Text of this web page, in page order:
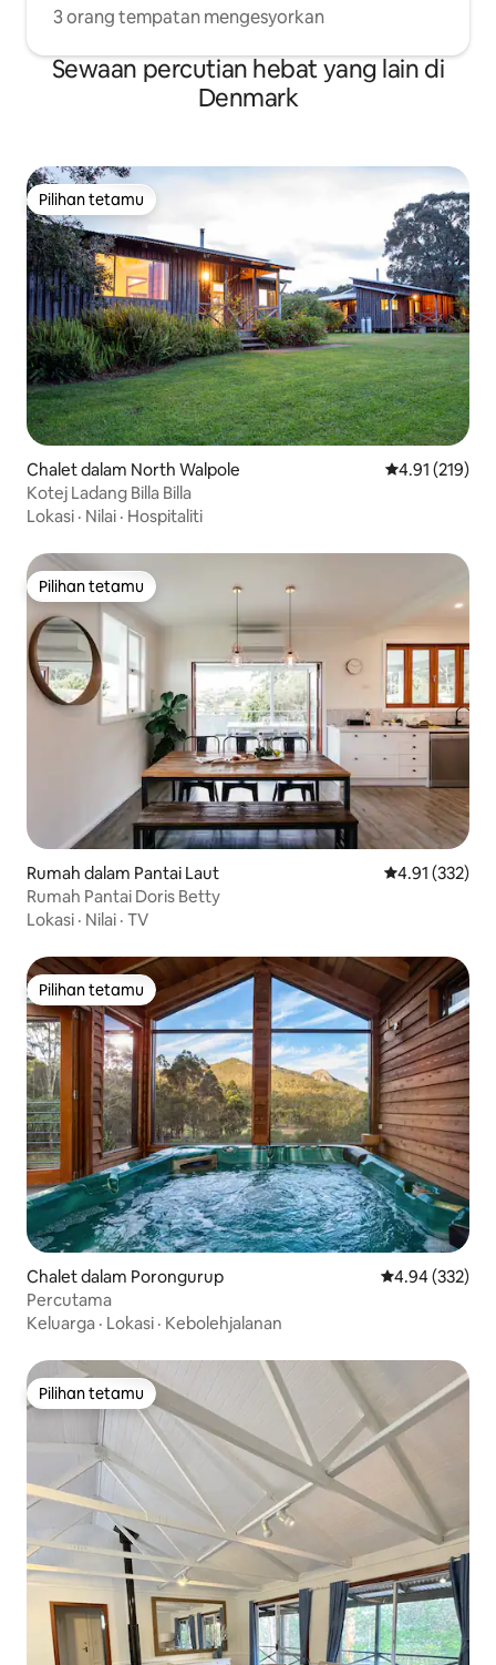
3 orang tempatan mengesyorkan
Sewaan percutian hebat yang lain di
Denmark
Pilihan tetamu
Pilihan tetamu
Chalet dalam North Walpole Penarafan
4.91 (219)
Kotej Ladang Billa Billa
Lokasi · Nilai · Hospitaliti
Pilihan tetamu
Pilihan tetamu
Rumah dalam Pantai Laut Penarafan
4.91 (332)
Rumah Pantai Doris Betty
Lokasi · Nilai · TV
Pilihan tetamu
Pilihan tetamu
Chalet dalam Porongurup Penarafan
4.94 (332)
Percutama
Keluarga · Lokasi · Kebolehjalanan
Pilihan tetamu
Pilihan tetamu